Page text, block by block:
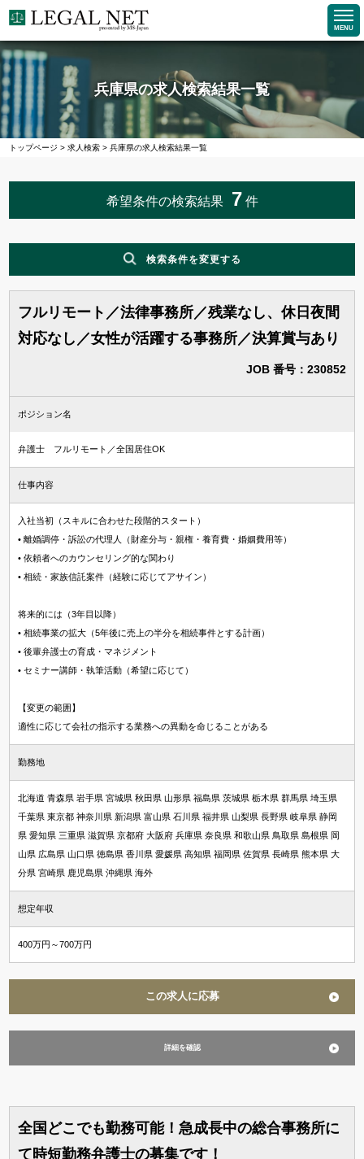
MENU
兵庫県の求人検索結果一覧
トップページ >求人検索 >兵庫県の求人検索結果一覧
希望条件の検索結果 7 件
検索条件を変更する
職種
企業求人で探す
法律事務所・特許事務所で探す
国内弁護士
司法試験合格者（司法修習生）
海外LLM・JD修了
弁理士
資格希望勤務地
年収
～ 万円含む
経験
マネジメント経験あり
フルリモート／法律事務所／残業なし、休日夜間
対応なし／女性が活躍する事務所／決算賞与あり
JOB 番号：230852
ポジション名
弁護士 フルリモート／全国居住OK
仕事内容
入社当初（スキルに合わせた段階的スタート）
• 離婚調停・訴訟の代理人（財産分与・親権・養育費・婚姻費用等）
• 依頼者へのカウンセリング的な関わり
• 相続・家族信託案件（経験に応じてアサイン）
将来的には（3年目以降）
• 相続事業の拡大（5年後に売上の半分を相続事件とする計画）
• 後輩弁護士の育成・マネジメント
• セミナー講師・執筆活動（希望に応じて）
【変更の範囲】
適性に応じて会社の指示する業務への異動を命じることがある
勤務地
北海道 青森県 岩手県 宮城県 秋田県 山形県 福島県 茨城県 栃木県 群馬県 埼玉県
千葉県 東京都 神奈川県 新潟県 富山県 石川県 福井県 山梨県 長野県 岐阜県 静岡
県 愛知県 三重県 滋賀県 京都府 大阪府 兵庫県 奈良県 和歌山県 鳥取県 島根県 岡
山県 広島県 山口県 徳島県 香川県 愛媛県 高知県 福岡県 佐賀県 長崎県 熊本県 大
分県 宮崎県 鹿児島県 沖縄県 海外
想定年収
400万円～700万円
この求人に応募
詳細を確認
全国どこでも勤務可能！急成長中の総合事務所に
て時短勤務弁護士の募集です！